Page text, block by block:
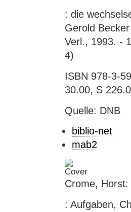
: die
Gerold
Verl., 1993. -
4)
ISBN 978-3-
30.00, S
Quelle: DNB
biblio-net
mab2
Crome, Horst:
: Aufgaben,